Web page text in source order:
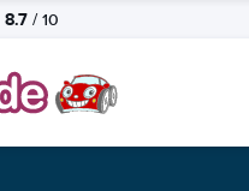
8.7 / 10